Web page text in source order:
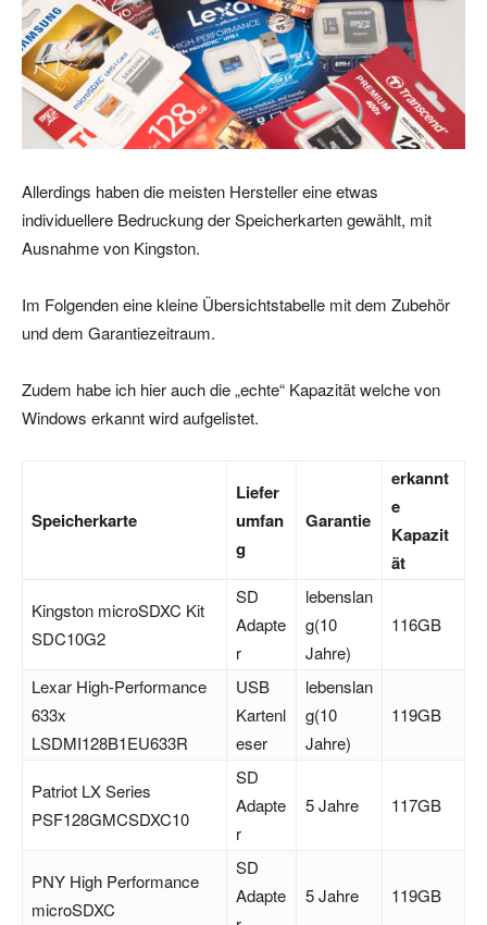
Allerdings haben die meisten Hersteller eine etwas
individuellere Bedruckung der Speicherkarten gewählt, mit
Ausnahme von Kingston.
Im Folgenden eine kleine Übersichtstabelle mit dem Zubehör
und dem Garantiezeitraum.
Zudem habe ich hier auch die „echte“ Kapazität welche von
Windows erkannt wird aufgelistet.
Speicherkarte
Liefer
umfan
g
Garantie
erkannt
e
Kapazit
ät
Kingston microSDXC Kit
SDC10G2
SD
Adapte
r
lebenslan
g(10
Jahre)
116GB
Lexar High-Performance
633x
LSDMI128B1EU633R
USB
Kartenl
eser
lebenslan
g(10
Jahre)
119GB
Patriot LX Series
PSF128GMCSDXC10
SD
Adapte
r
5 Jahre 117GB
PNY High Performance
microSDXC
SD
Adapte
5 Jahre 119GB